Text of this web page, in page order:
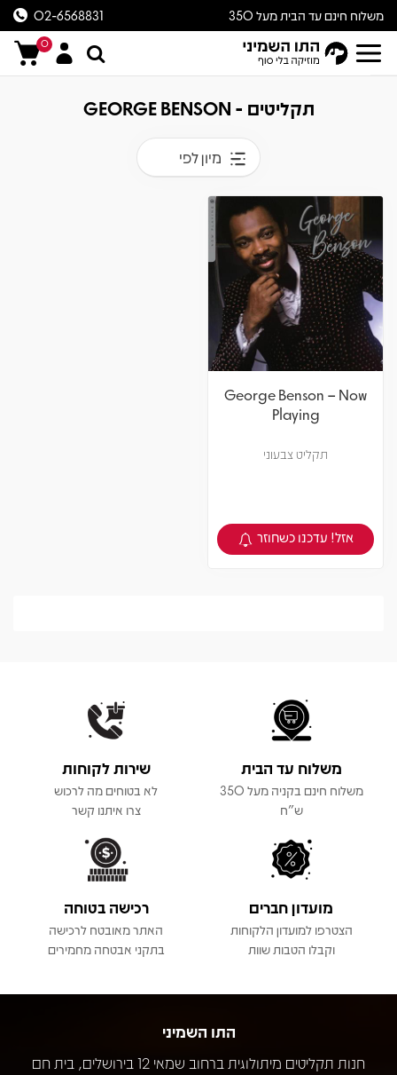
משלוח חינם עד הבית מעל 350
ש״ח
02-6568831
0
תקליטים - GEORGE BENSON
מיון לפי
George Benson – Now
Playing
תקליט צבעוני
צפיה במוצר
אזל! עדכנו כשחוזר
משלוח עד הבית
משלוח חינם בקניה מעל 350
ש"ח
שירות לקוחות
לא בטוחים מה לרכוש
צרו איתנו קשר
מועדון חברים
הצטרפו למועדון הלקוחות
וקבלו הטבות שוות
רכישה בטוחה
האתר מאובטח לרכישה
בתקני אבטחה מחמירים
התו השמיני
חנות תקליטים מיתולוגית ברחוב שמאי 12 בירושלים, בית חם